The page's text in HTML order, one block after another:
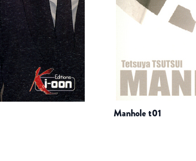
manhole t01